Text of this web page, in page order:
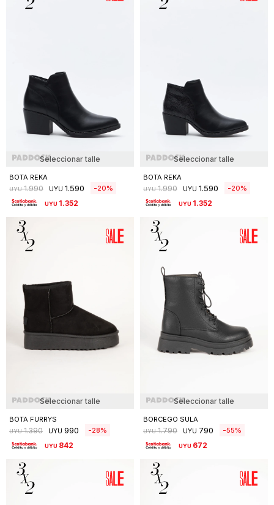
Seleccionar talle
BOTA REKA
UYU 1.990 UYU 1.590 20
UYU 1.352
Seleccionar talle
BOTA REKA
UYU 1.990 UYU 1.590 20
UYU 1.352
Seleccionar talle
BOTA FURRYS
UYU 1.390 UYU 990 28
UYU 842
Seleccionar talle
BORCEGO SULA
UYU 1.790 UYU 790 55
UYU 672